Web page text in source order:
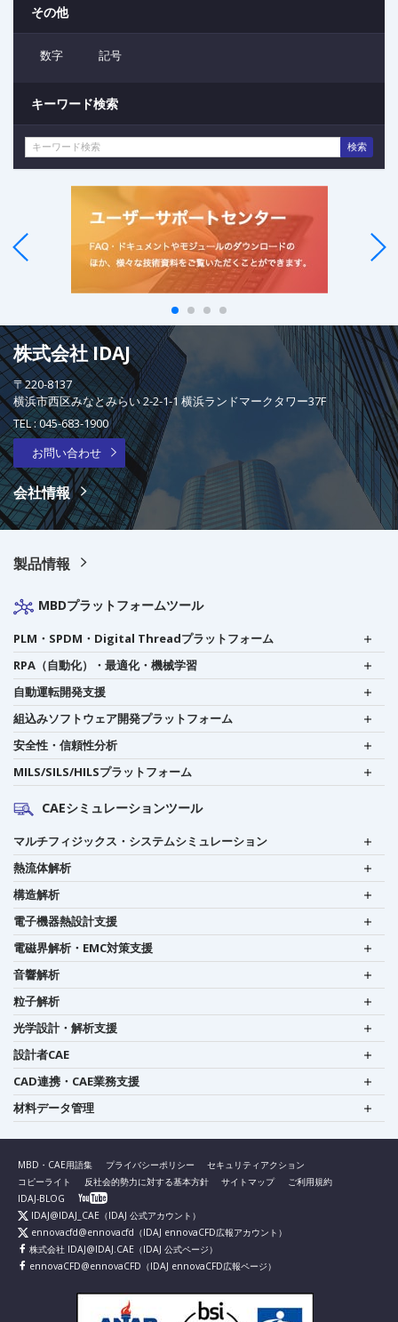
その他
数字 記号
キーワード検索
検索
株式会社 IDAJ
〒220-8137
横浜市西区みなとみらい 2-2-1-1 横浜ランドマークタワー37F
TEL :045-683-1900
お問い合わせ
会社情報
製品情報
MBDプラットフォームツール
PLM・SPDM・Digital Threadプラットフォーム
RPA（自動化）・最適化・機械学習
自動運転開発支援
組込みソフトウェア開発プラットフォーム
安全性・信頼性分析
MILS/SILS/HILSプラットフォーム
CAEシミュレーションツール
マルチフィジックス・システムシミュレーション
熱流体解析
構造解析
電子機器熱設計支援
電磁界解析・EMC対策支援
音響解析
粒子解析
光学設計・解析支援
設計者CAE
CAD連携・CAE業務支援
材料データ管理
MBD・CAE用語集 プライバシーポリシー
セキュリティアクション
コピーライト
反社会的勢力に対する基本方針 サイトマップ
ご利用規約
IDAJ-BLOG
IDAJ@IDAJ_CAE （IDAJ 公式アカウント）
ennovacfd@ennovacfd （IDAJ ennovaCFD広報アカウント）
株式会社 IDAJ@IDAJ.CAE （IDAJ 公式ページ）
ennovaCFD@ennovaCFD （IDAJ ennovaCFD広報ページ）